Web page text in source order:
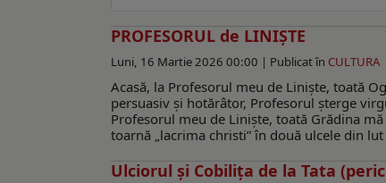
PROFESORUL de LINIȘTE
Luni, 16 Martie 2026 00:00 | Publicat în CULTURA
Acasă, la Profesorul meu de Linişte, toată
persuasiv şi hotărâtor, Profesorul şterge
Profesorul meu de Linişte, toată Grădina
toarnă „lacrima christi” în două ulcele din
Ulciorul şi Cobiliţa de la Tata